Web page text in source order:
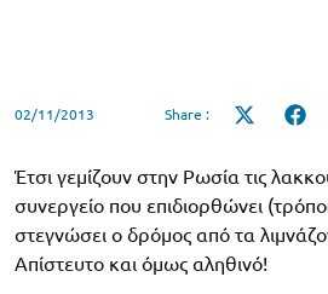
02/11/2013 Share :
Share
Έτσι γεμίζουν στην Ρωσία τις
συνεργείο που επιδιορθώνει
στεγνώσει ο δρόμος από τα
Απίστευτο και όμως αληθινό!